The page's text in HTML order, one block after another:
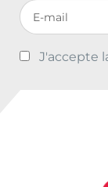
Votre
J'accepte